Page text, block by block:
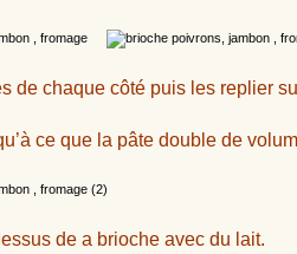
de chaque côté puis les replier
ce que la pâte double de
de a brioche avec du lait.